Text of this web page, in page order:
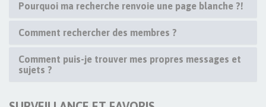
Pourquoi ma recherche renvoie une page blanche ?!
Comment rechercher des membres ?
Comment puis-je trouver mes propres messages et
sujets ?